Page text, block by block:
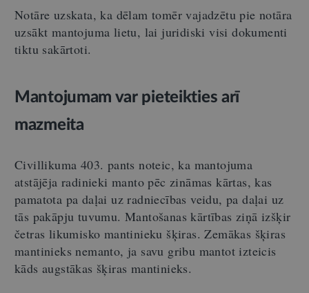
Notāre uzskata, ka dēlam tomēr vajadzētu pie notāra
uzsākt mantojuma lietu, lai juridiski visi dokumenti
tiktu sakārtoti.
Mantojumam var pieteikties arī
mazmeita
Civillikuma 403. pants noteic, ka mantojuma
atstājēja radinieki manto pēc zināmas kārtas, kas
pamatota pa daļai uz radniecības veidu, pa daļai uz
tās pakāpju tuvumu. Mantošanas kārtības ziņā izšķir
četras likumisko mantinieku šķiras. Zemākas šķiras
mantinieks nemanto, ja savu gribu mantot izteicis
kāds augstākas šķiras mantinieks.